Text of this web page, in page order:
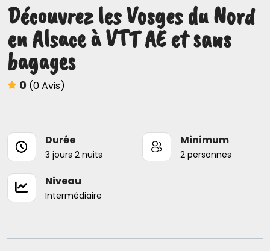
Découvrez les Vosges du Nord
en Alsace à VTT AE et sans
bagages
0 (0 Avis)
Durée
3 jours 2 nuits
Minimum
2 personnes
Niveau
Intermédiaire